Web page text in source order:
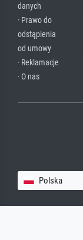
danych
· Prawo do
odstąpienia
od umowy
· Reklamacje
· O nas
Polska